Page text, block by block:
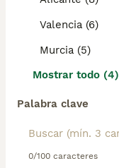
Valencia (6)
Murcia (5)
Mostrar todo (4)
Palabra clave
0/100 caracteres